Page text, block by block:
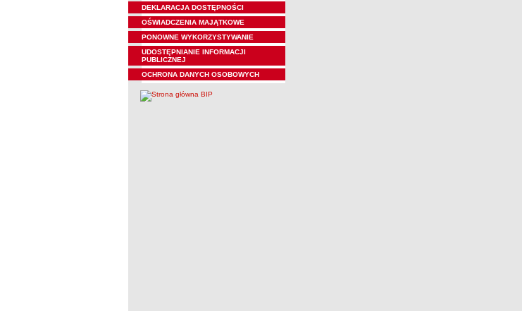
DEKLARACJA DOSTĘPNOŚCI
OŚWIADCZENIA MAJĄTKOWE
PONOWNE WYKORZYSTYWANIE
UDOSTĘPNIANIE INFORMACJI
PUBLICZNEJ
OCHRONA DANYCH OSOBOWYCH